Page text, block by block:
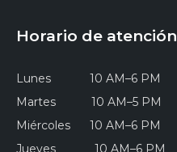
Horario de atención
Lunes 10 AM–6 PM
Martes 10 AM–5 PM
Miércoles 10 AM–6 PM
Jueves 10 AM–6 PM